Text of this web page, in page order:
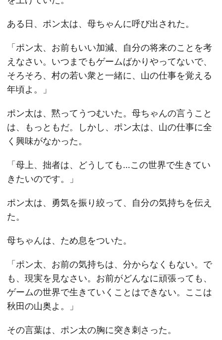
ある日、ポン太は、母ちゃんに呼び出された。
「ポン太、お前もいい加減、自分の将来のことを考
えなさい。いつまでもゲームばかりやってないで、
そろそろ、村の若い衆と一緒に、山の仕事を覚える
年頃よ。」
ポン太は、黙ってうつむいた。母ちゃんの言うこと
は、もっともだ。しかし、ポン太は、山の仕事に全
く興味がなかった。
「母上、拙者は、どうしても…この世界で生きてい
きたいのです。」
ポン太は、勇気を振り絞って、自分の気持ちを伝え
た。
母ちゃんは、ため息をついた。
「ポン太、お前の気持ちは、分からなくもない。で
も、現実を見なさい。お前がどんなに頑張っても、
ゲームの世界で生きていくことはできない。ここは
秋田の山奥よ。」
その言葉は、ポン太の胸に突き刺さった。